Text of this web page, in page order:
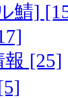
鯖]
報 [25]